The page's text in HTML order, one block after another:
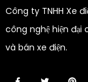
Công ty TNHH Xe
công nghệ hiện đại
và bán xe điện.